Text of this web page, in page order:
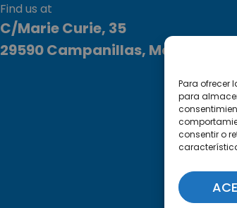
Para ofrecer
para
consentir o
Find us at
C/Marie Curie, 35
29590 Campanillas, Málaga